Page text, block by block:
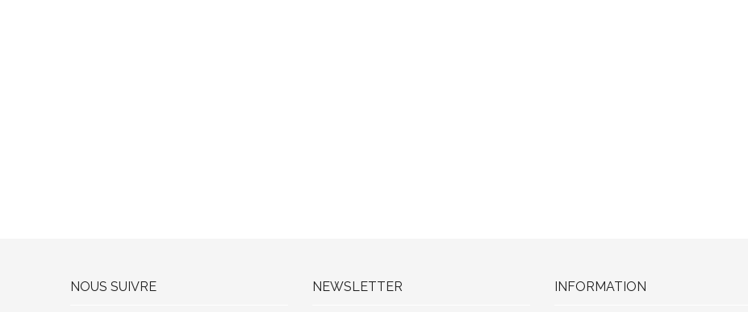
NOUS SUIVRE NEWSLETTER INFORMATION